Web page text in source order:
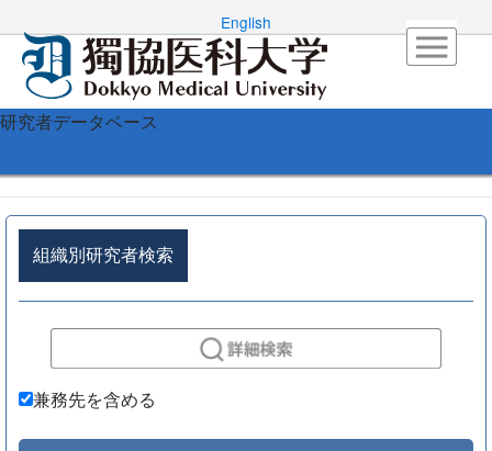
English
研究者データベース
組織別研究者検索
兼務先を含める